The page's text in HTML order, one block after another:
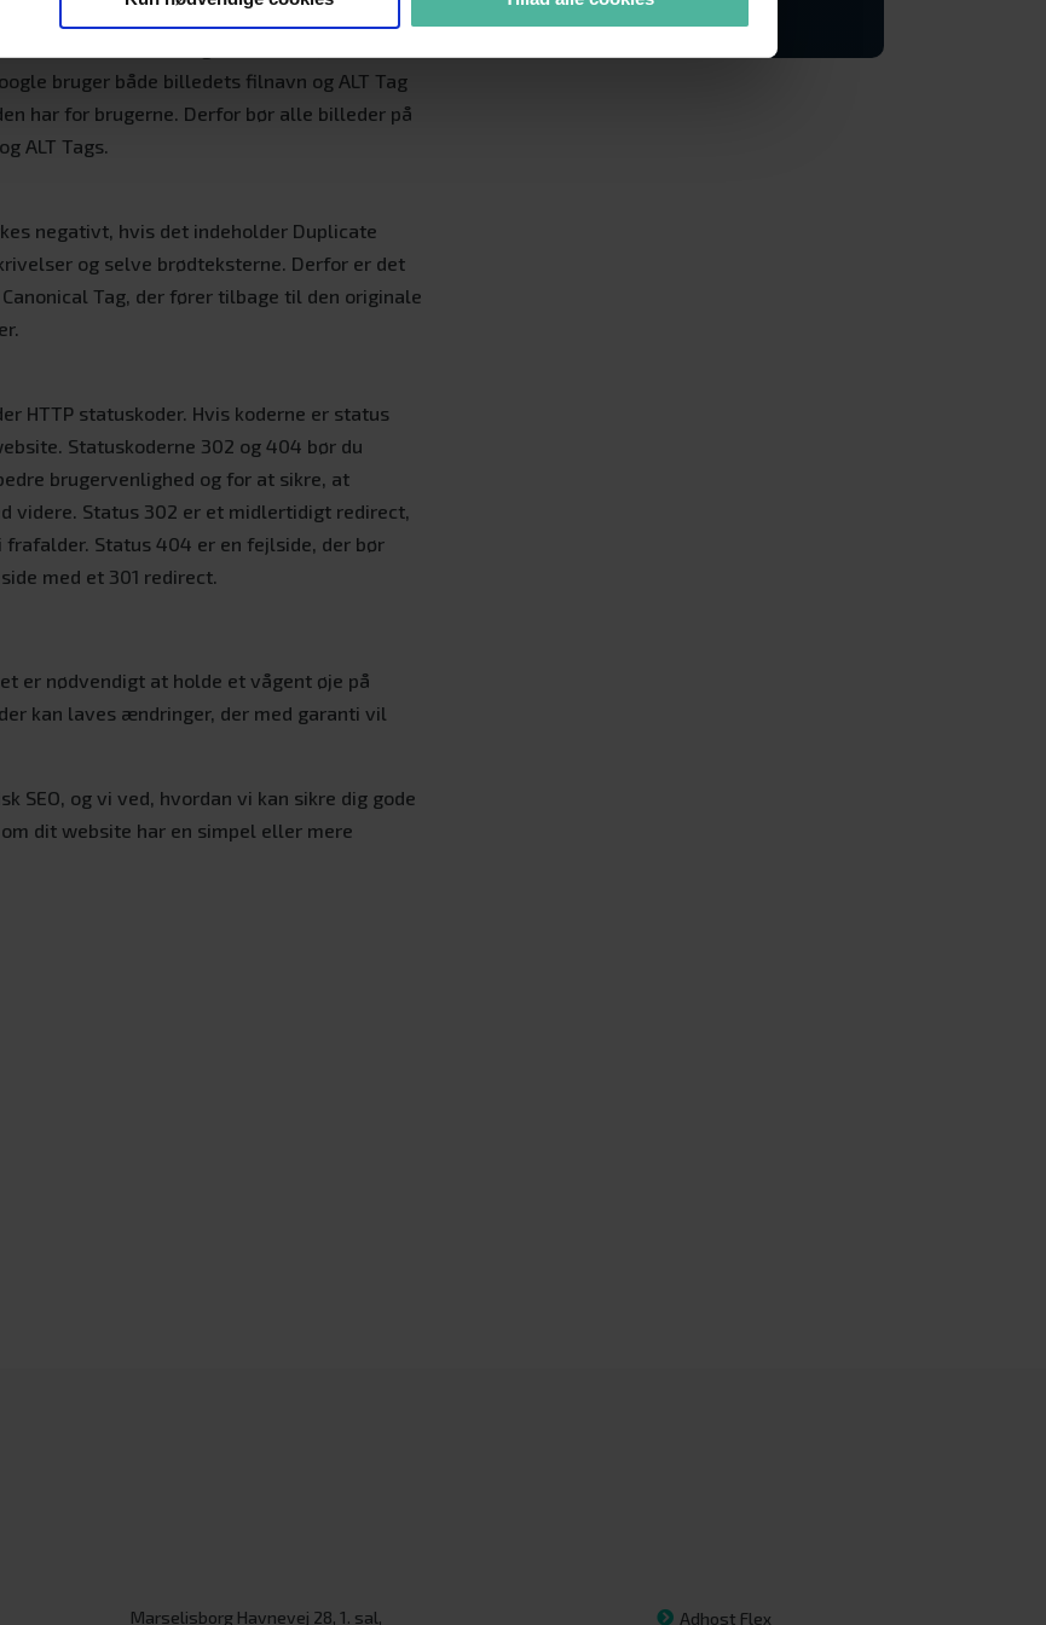
samlede vurdering af websitet, hvis de er
bruger både billedets filnavn og ALT Tag
har for brugerne. Derfor bør alle billeder på
ALT Tags.
negativt, hvis det indeholder Duplicate
og selve brødteksterne. Derfor er det
Tag, der fører tilbage til den originale
HTTP statuskoder. Hvis koderne er status
Statuskoderne 302 og 404 bør du
brugervenlighed og for at sikre, at
videre. Status 302 er et midlertidigt redirect,
Status 404 er en fejlside, der bør
med et 301 redirect.
er nødvendigt at holde et vågent øje på
kan laves ændringer, der med garanti vil
SEO, og vi ved, hvordan vi kan sikre dig gode
dit website har en simpel eller mere
Book nu
Marselisborg Havnevej 28, 1. sal,
Adhost Flex